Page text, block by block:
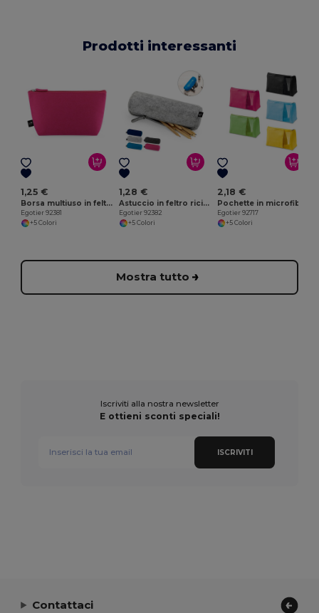
Prodotti interessanti
1,25 €
Borsa multiuso in feltro riciclato (100% rPET)
Egotier 92381
+5 Colori
1,28 €
Astuccio in feltro riciclato (100% rPET)
Egotier 92382
+5 Colori
2,18 €
Egotier 92717
+5 Colori
Mostra tutto
Iscriviti alla nostra newsletter
E ottieni sconti speciali!
ISCRIVITI
Contattaci